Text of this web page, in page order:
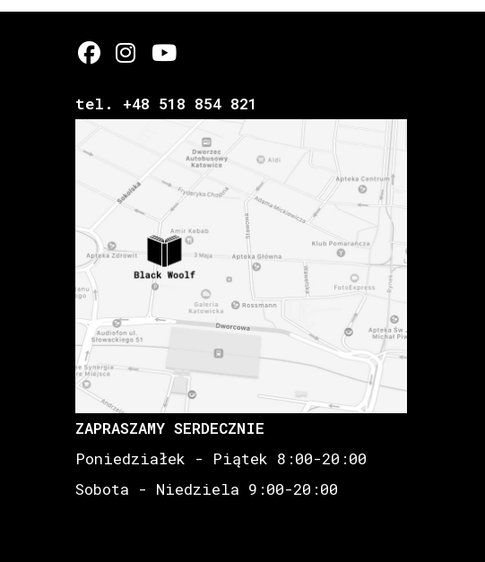
tel. +48 518 854 821
ZAPRASZAMY SERDECZNIE
Poniedziałek - Piątek 8:00-20:00
Sobota - Niedziela 9:00-20:00